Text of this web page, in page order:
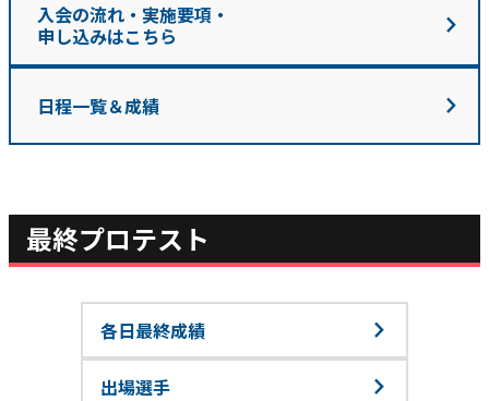
入会の流れ・実施要項・
申し込みはこちら
日程一覧＆成績
最終プロテスト
各日最終成績
出場選手